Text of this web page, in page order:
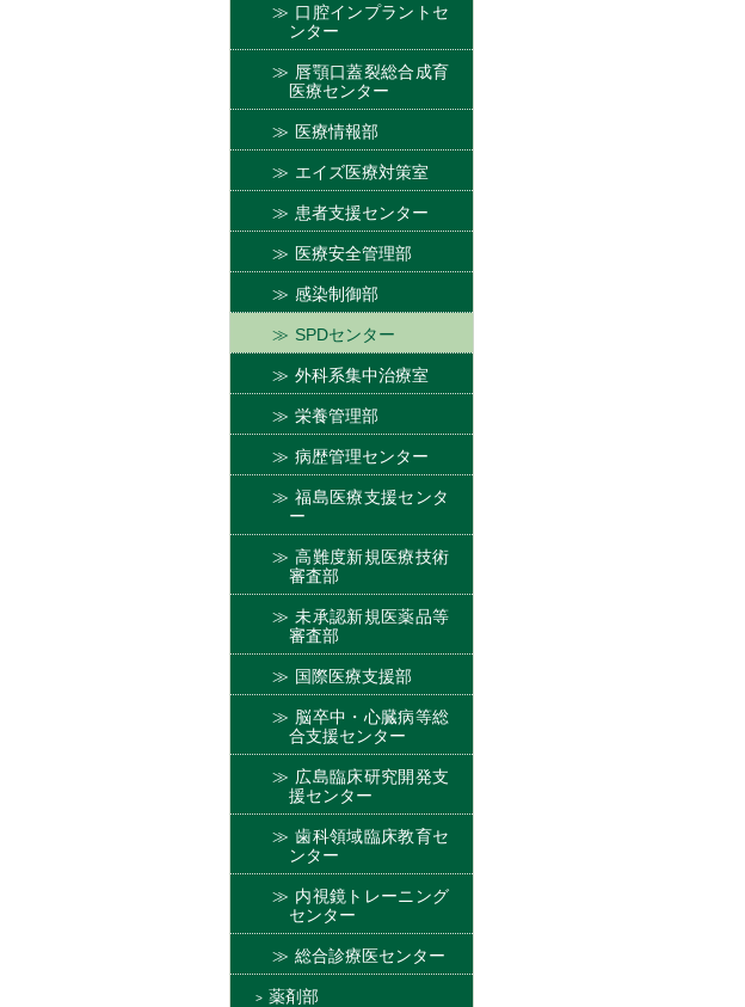
口腔インプラントセ
ンター
唇顎口蓋裂総合成育
医療センター
医療情報部
エイズ医療対策室
患者支援センター
医療安全管理部
感染制御部
SPDセンター
外科系集中治療室
栄養管理部
病歴管理センター
福島医療支援センタ
ー
高難度新規医療技術
審査部
未承認新規医薬品等
審査部
国際医療支援部
脳卒中・心臓病等総
合支援センター
広島臨床研究開発支
援センター
歯科領域臨床教育セ
ンター
内視鏡トレーニング
センター
総合診療医センター
薬剤部